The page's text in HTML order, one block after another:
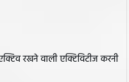
रखने वाली एक्टिविटीज करनी